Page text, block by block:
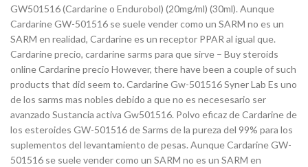
GW501516 (Cardarine o Endurobol) (20mg/ml) (30ml). Aunque
Cardarine GW-501516 se suele vender como un SARM no es un
SARM en realidad, Cardarine es un receptor PPAR al igual que.
Cardarine precio, cardarine sarms para que sirve – Buy steroids
online Cardarine precio However, there have been a couple of such
products that did seem to. Cardarine Gw-501516 Syner Lab Es uno
de los sarms mas nobles debido a que no es necesesario ser
avanzado Sustancia activa Gw501516. Polvo eficaz de Cardarine de
los esteroides GW-501516 de Sarms de la pureza del 99% para los
suplementos del levantamiento de pesas. Aunque Cardarine GW-
501516 se suele vender como un SARM no es un SARM en